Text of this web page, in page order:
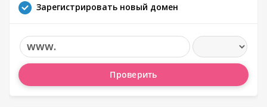
Зарегистрировать новый домен
www.
Проверить